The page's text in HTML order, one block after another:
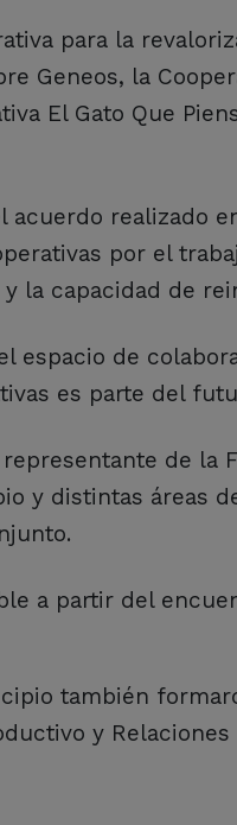
para la
Geneos, la
El Gato Que
acuerdo realizado
por el
la capacidad de
espacio de
es parte del
de la
y distintas áreas
a partir del
también
y